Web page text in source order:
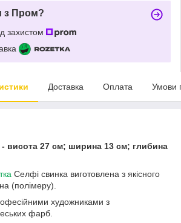
з Пром?
захистом
Доставка Оплата Умови
висота 27 см; ширина 13 см; глибина
Селфі свинка виготовлена з якісного
(полімеру).
художниками з
фарб.